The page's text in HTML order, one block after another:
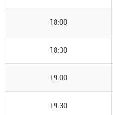
18:00
18:30
19:00
19:30